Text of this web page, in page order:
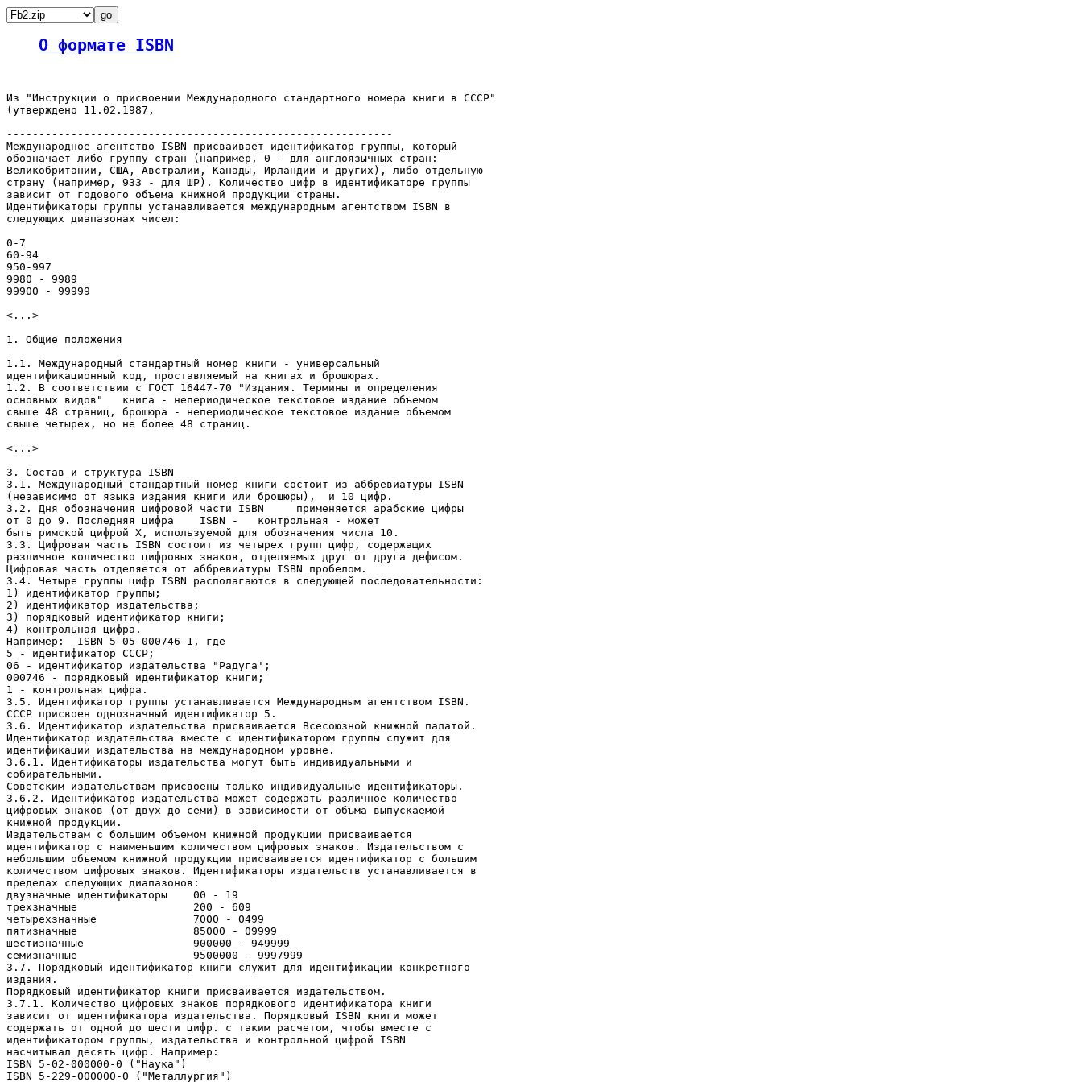
О формате ISBN
Из "Инструкции о присвоении Международного стандартного номера книги в СССР"
(утверждено 11.02.1987,
------------------------------------------------------------
Международное агентство ISBN присваивает идентификатор группы, который
обозначает либо группу стран (например, 0 - для англоязычных стран:
Великобритании, США, Австралии, Канады, Ирландии и других), либо отдельную
страну (например, 933 - для ШР). Количество цифр в идентификаторе группы
зависит от годового объема книжной продукции страны.
Идентификаторы группы устанавливается международным агентством ISBN в
следующих диапазонах чисел:
0-7
60-94
950-997
9980 - 9989
99900 - 99999
<...>
1. Общие положения
1.1. Международный стандартный номер книги - универсальный
идентификационный код, проставляемый на книгах и брошюрах.
1.2. В соответствии с ГОСТ 16447-70 "Издания. Термины и определения
основных видов"   книга - непериодическое текстовое издание объемом
свыше 48 страниц, брошюра - непериодическое текстовое издание объемом
свыше четырех, но не более 48 страниц.
<...>
3. Состав и структура ISBN
3.1. Международный стандартный номер книги состоит из аббревиатуры ISBN
(независимо от языка издания книги или брошюры),  и 10 цифр.
3.2. Дня обозначения цифровой части ISBN     применяется арабские цифры
от 0 до 9. Последняя цифра    ISBN -   контрольная - может
быть римской цифрой X, используемой для обозначения числа 10.
3.3. Цифровая часть ISBN состоит из четырех групп цифр, содержащих
различное количество цифровых знаков, отделяемых друг от друга дефисом.
Цифровая часть отделяется от аббревиатуры ISBN пробелом.
3.4. Четыре группы цифр ISBN располагаются в следующей последовательности:
1) идентификатор группы;
2) идентификатор издательства;
3) порядковый идентификатор книги;
4) контрольная цифра.
Hапример:  ISBN 5-05-000746-1, где
5 - идентификатор СССР;
06 - идентификатор издательства "Радуга';
000746 - порядковый идентификатор книги;
1 - контрольная цифра.
3.5. Идентификатор группы устанавливается Международным агентством ISBN.
СССР присвоен однозначный идентификатор 5.
3.6. Идентификатор издательства присваивается Всесоюзной книжной палатой.
Идентификатор издательства вместе с идентификатором группы служит для
идентификации издательства на международном уровне.
3.6.1. Идентификаторы издательства могут быть индивидуальными и
собирательными.
Советским издательствам присвоены только индивидуальные идентификаторы.
3.6.2. Идентификатор издательства может содержать различное количество
цифровых знаков (от двух до семи) в зависимости от объма выпускаемой
книжной продукции.
Издательствам с большим объемом книжной продукции присваивается
идентификатор с наименьшим количеством цифровых знаков. Издательством с
небольшим объемом книжной продукции присваивается идентификатор с большим
количеством цифровых знаков. Идентификаторы издательств устанавливается в
пределах следующих диапазонов:
двузначные идентификаторы    00 - 19
трехзначные                  200 - 609
четырехзначные               7000 - 0499
пятизначные                  85000 - 09999
шестизначные                 900000 - 949999
семизначные                  9500000 - 9997999
3.7. Порядковый идентификатор книги служит для идентификации конкретного
издания.
Порядковый идентификатор книги присваивается издательством.
3.7.1. Количество цифровых знаков порядкового идентификатора книги
зависит от идентификатора издательства. Порядковый ISBN книги может
содержать от одной до шести цифр. с таким расчетом, чтобы вместе с
идентификатором группы, издательства и контрольной цифрой ISBN
насчитывал десять цифр. Hапример:
ISBN 5-02-000000-0 ("Hаука")
ISBN 5-229-000000-0 ("Металлургия")